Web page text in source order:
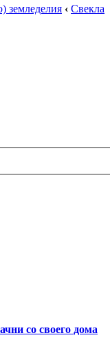
земледелия ‹ Свекла
со своего дома